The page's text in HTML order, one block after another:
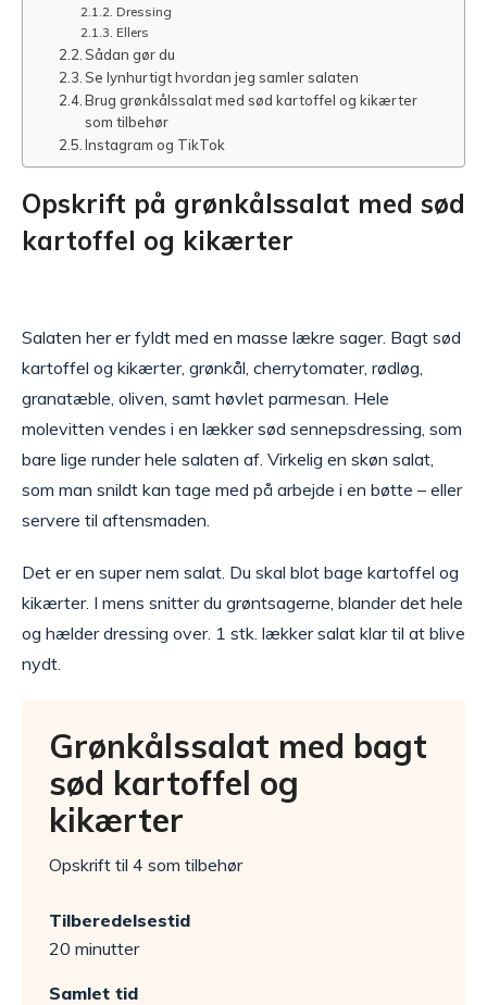
Dressing
Ellers
Sådan gør du
Se lynhurtigt hvordan jeg samler salaten
Brug grønkålssalat med sød kartoffel og kikærter
som tilbehør
Instagram og TikTok
Opskrift på grønkålssalat med sød
kartoffel og kikærter
Salaten her er fyldt med en masse lækre sager. Bagt sød
kartoffel og kikærter, grønkål, cherrytomater, rødløg,
granatæble, oliven, samt høvlet parmesan. Hele
molevitten vendes i en lækker sød sennepsdressing, som
bare lige runder hele salaten af. Virkelig en skøn salat,
som man snildt kan tage med på arbejde i en bøtte – eller
servere til aftensmaden.
Det er en super nem salat. Du skal blot bage kartoffel og
kikærter. I mens snitter du grøntsagerne, blander det hele
og hælder dressing over. 1 stk. lækker salat klar til at blive
nydt.
Grønkålssalat med bagt
sød kartoffel og
kikærter
Opskrift til 4 som tilbehør
Tilberedelsestid
20 minutter
Samlet tid